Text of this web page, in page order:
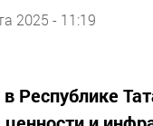
2025 - 11:19
в Республике